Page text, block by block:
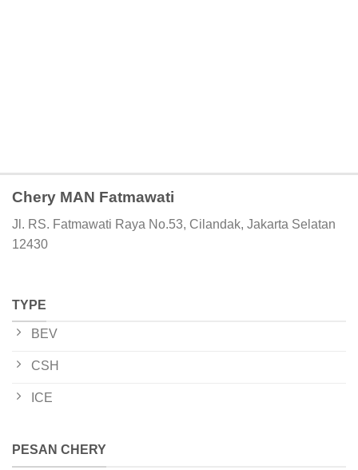
Chery MAN Fatmawati
Jl. RS. Fatmawati Raya No.53, Cilandak, Jakarta Selatan
12430
TYPE
BEV
CSH
ICE
PESAN CHERY